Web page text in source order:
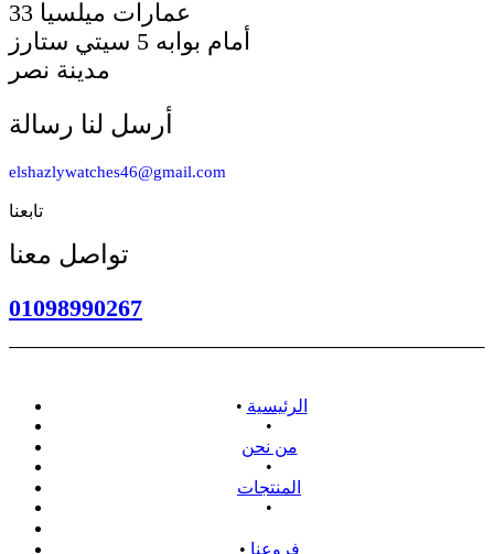
أمام بوابه 5 سيتي ستارز
مدينة نصر
أرسل لنا رسالة
elshazlywatches46@gmail.com
تابعنا
تواصل معنا
01098990267
• الرئيسية
•
من نحن
•
المنتجات
•
• فروعنا